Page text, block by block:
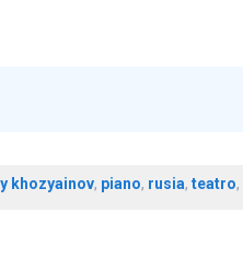
khozyainov, piano, rusia, teatro,